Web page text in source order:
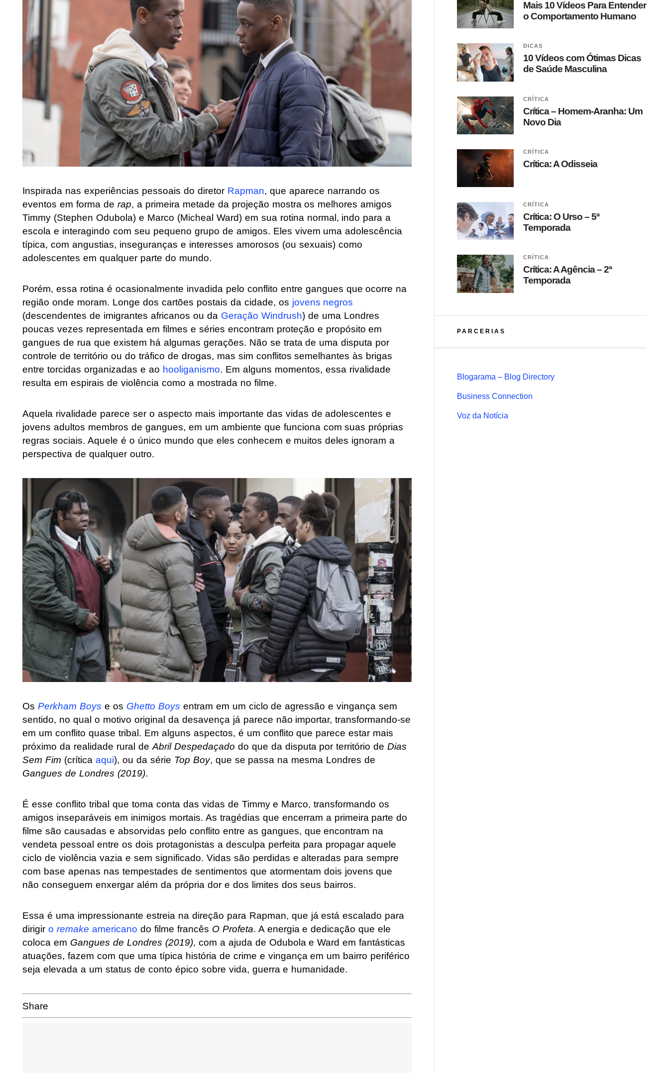
Inspirada nas experiências pessoais do diretor Rapman, que aparece narrando os
eventos em forma de rap, a primeira metade da projeção mostra os melhores amigos
Timmy (Stephen Odubola) e Marco (Micheal Ward) em sua rotina normal, indo para a
escola e interagindo com seu pequeno grupo de amigos. Eles vivem uma adolescência
típica, com angustias, inseguranças e interesses amorosos (ou sexuais) como
adolescentes em qualquer parte do mundo.
Porém, essa rotina é ocasionalmente invadida pelo conflito entre gangues que ocorre na
região onde moram. Longe dos cartões postais da cidade, os jovens negros
(descendentes de imigrantes africanos ou da Geração Windrush) de uma Londres
poucas vezes representada em filmes e séries encontram proteção e propósito em
gangues de rua que existem há algumas gerações. Não se trata de uma disputa por
controle de território ou do tráfico de drogas, mas sim conflitos semelhantes às brigas
entre torcidas organizadas e ao hooliganismo. Em alguns momentos, essa rivalidade
resulta em espirais de violência como a mostrada no filme.
Aquela rivalidade parece ser o aspecto mais importante das vidas de adolescentes e
jovens adultos membros de gangues, em um ambiente que funciona com suas próprias
regras sociais. Aquele é o único mundo que eles conhecem e muitos deles ignoram a
perspectiva de qualquer outro.
Os Perkham Boys e os Ghetto Boys entram em um ciclo de agressão e vingança sem
sentido, no qual o motivo original da desavença já parece não importar, transformando-se
em um conflito quase tribal. Em alguns aspectos, é um conflito que parece estar mais
próximo da realidade rural deAbril Despedaçado do que da disputa por território deDias
Sem Fim (crítica aqui), ou da série Top Boy, que se passa na mesma Londres de
Gangues de Londres (2019).
É esse conflito tribal que toma conta das vidas de Timmy e Marco, transformando os
amigos inseparáveis em inimigos mortais. As tragédias que encerram a primeira parte do
filme são causadas e absorvidas pelo conflito entre as gangues, que encontram na
vendeta pessoal entre os dois protagonistas a desculpa perfeita para propagar aquele
ciclo de violência vazia e sem significado. Vidas são perdidas e alteradas para sempre
com base apenas nas tempestades de sentimentos que atormentam dois jovens que
não conseguem enxergar além da própria dor e dos limites dos seus bairros.
Essa é uma impressionante estreia na direção para Rapman, que já está escalado para
dirigir o remake americano do filme francês O Profeta. A energia e dedicação que ele
coloca em Gangues de Londres (2019), com a ajuda de Odubola e Ward em fantásticas
atuações, fazem com que uma típica história de crime e vingança em um bairro periférico
seja elevada a um status de conto épico sobre vida, guerra e humanidade.
Share
Mais 10 Vídeos Para Entender
o Comportamento Humano
DICAS
10 Vídeos com Ótimas Dicas
de Saúde Masculina
CRÍTICA
Crítica – Homem-Aranha: Um
Novo Dia
CRÍTICA
Crítica: A Odisseia
CRÍTICA
Crítica: O Urso – 5ª
Temporada
CRÍTICA
Crítica: A Agência – 2ª
Temporada
PARCERIAS
Blogarama – Blog Directory
Business Connection
Voz da Notícia